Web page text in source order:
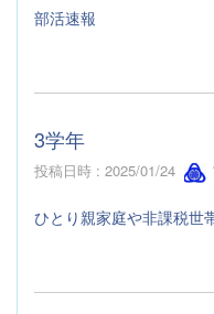
部活速報
3学年
投稿日時 : 2025/01/24
ひとり親家庭や非課税世